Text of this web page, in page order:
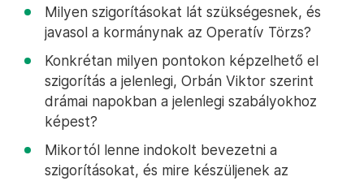
Milyen szigorításokat lát szükségesnek, és
javasol a kormánynak az Operatív Törzs?
Konkrétan milyen pontokon képzelhető el
szigorítás a jelenlegi, Orbán Viktor szerint
drámai napokban a jelenlegi szabályokhoz
képest?
Mikortól lenne indokolt bevezetni a
szigorításokat, és mire készüljenek az